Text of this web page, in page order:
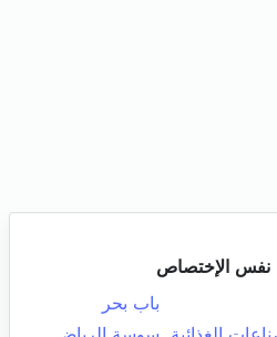
الإختصاص
باب بحر